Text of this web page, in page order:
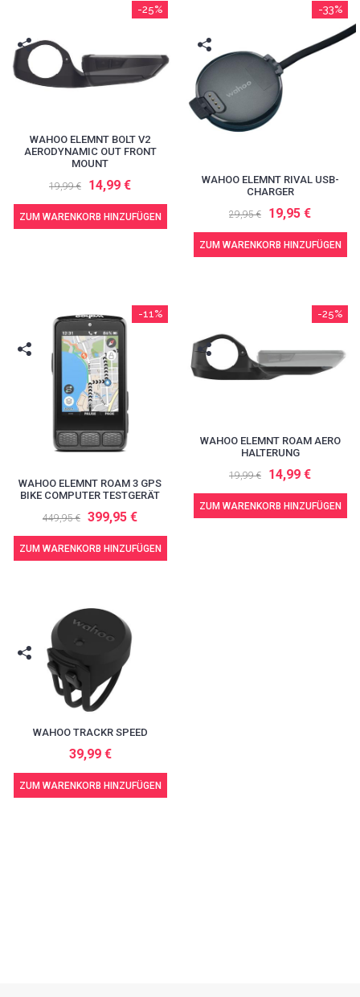
-25%
WAHOO ELEMNT BOLT V2
AERODYNAMIC OUT FRONT
MOUNT
19,99 € 14,99 €
ZUM WARENKORB HINZUFÜGEN
-33%
WAHOO ELEMNT RIVAL USB-
CHARGER
29,95 € 19,95 €
ZUM WARENKORB HINZUFÜGEN
-11%
WAHOO ELEMNT ROAM 3 GPS
BIKE COMPUTER TESTGERÄT
449,95 € 399,95 €
ZUM WARENKORB HINZUFÜGEN
-25%
WAHOO ELEMNT ROAM AERO
HALTERUNG
19,99 € 14,99 €
ZUM WARENKORB HINZUFÜGEN
WAHOO TRACKR SPEED
39,99 €
ZUM WARENKORB HINZUFÜGEN